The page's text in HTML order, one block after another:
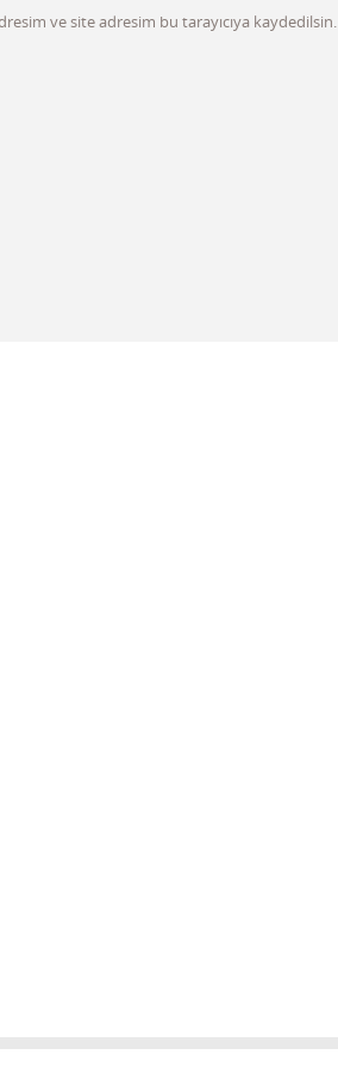
ve site adresim bu tarayıcıya kaydedilsin.